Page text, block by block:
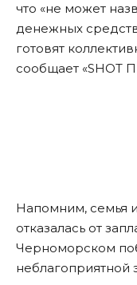
что «не может
денежных
готовят
сообщает «SHOT
Напомним, семья
отказалась от
Черноморском
неблагоприятной